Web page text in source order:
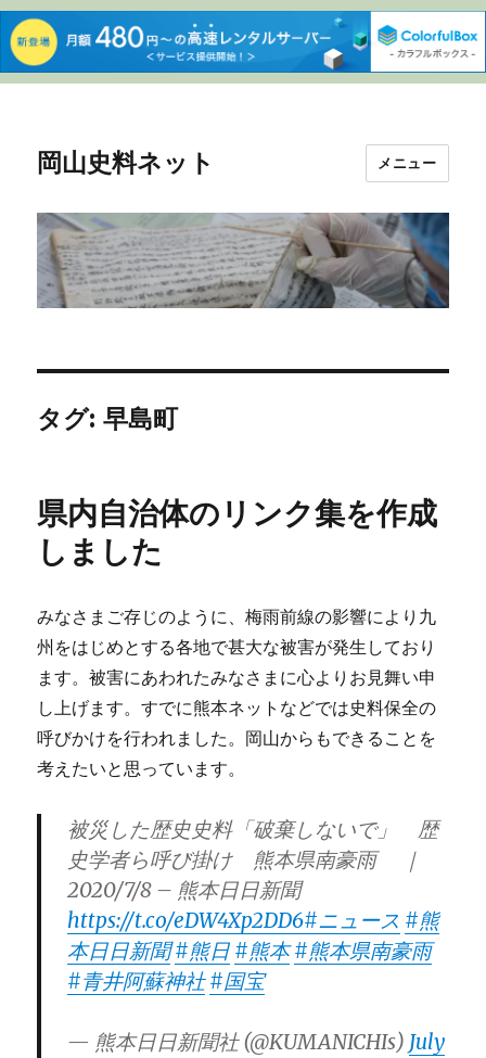
岡山史料ネット メニュー
タグ:早島町
県内自治体のリンク集を作成
しました
みなさまご存じのように、梅雨前線の影響により九
州をはじめとする各地で甚大な被害が発生しており
ます。被害にあわれたみなさまに心よりお見舞い申
し上げます。すでに熊本ネットなどでは史料保全の
呼びかけを行われました。岡山からもできることを
考えたいと思っています。
被災した歴史史料「破棄しないで」 歴
史学者ら呼び掛け 熊本県南豪雨 ｜
2020/7/8 – 熊本日日新聞
https://t.co/eDW4Xp2DD6#ニュース #熊
本日日新聞#熊日#熊本#熊本県南豪雨
#青井阿蘇神社#国宝
— 熊本日日新聞社 (@KUMANICHIs) July